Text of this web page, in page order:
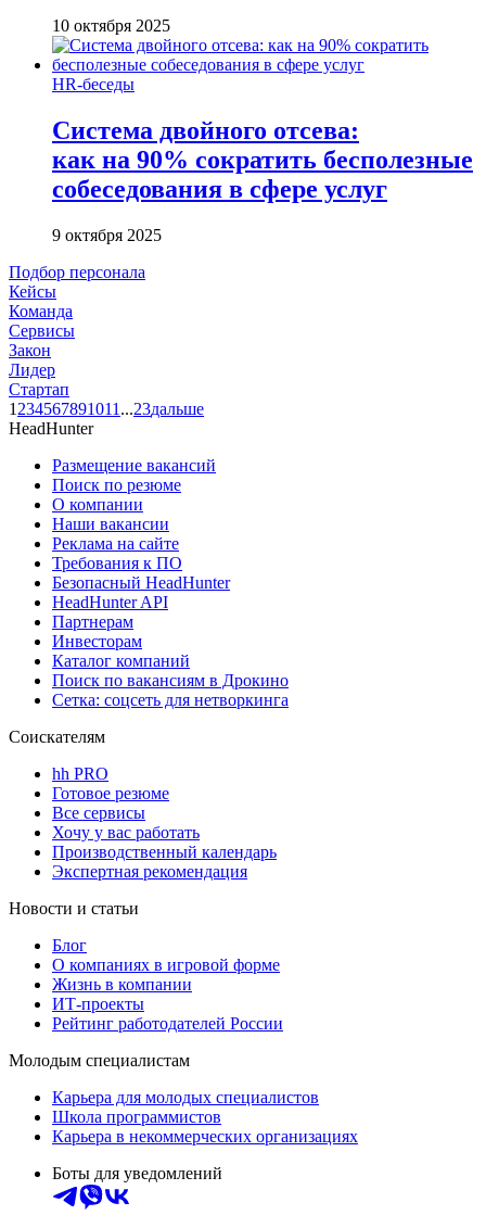
10 октября 2025
HR-беседы
Система двойного отсева:
как на 90% сократить бесполезные
собеседования в сфере услуг
9 октября 2025
Подбор персонала
Кейсы
Команда
Сервисы
Закон
Лидер
Стартап
1 234567891011 ...23дальше
HeadHunter
Размещение вакансий
Поиск по резюме
О компании
Наши вакансии
Реклама на сайте
Требования к ПО
Безопасный HeadHunter
HeadHunter API
Партнерам
Инвесторам
Каталог компаний
Поиск по вакансиям в Дрокино
Сетка: соцсеть для нетворкинга
Соискателям
hh PRO
Готовое резюме
Все сервисы
Хочу у вас работать
Производственный календарь
Экспертная рекомендация
Новости и статьи
Блог
О компаниях в игровой форме
Жизнь в компании
ИТ-проекты
Рейтинг работодателей России
Молодым специалистам
Карьера для молодых специалистов
Школа программистов
Карьера в некоммерческих организациях
Боты для уведомлений